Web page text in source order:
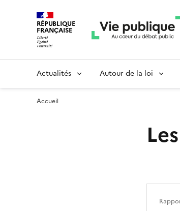
RÉPUBLIQUE
FRANÇAISE
Actualités Autour de la loi
Accueil